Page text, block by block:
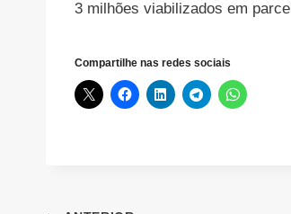
3 milhões viabilizados em
Compartilhe nas redes sociais